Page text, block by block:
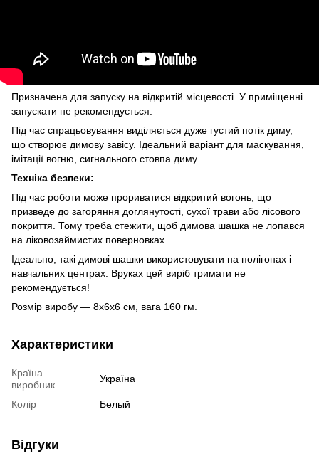
Призначена для запуску на відкритій місцевості. У приміщенні
запускати не рекомендується.
Під час спрацьовування виділяється дуже густий потік диму,
що створює димову завісу. Ідеальний варіант для маскування,
імітації вогню, сигнального стовпа диму.
Техніка безпеки:
Під час роботи може прориватися відкритий вогонь, що
призведе до загоряння доглянутості, сухої трави або лісового
покриття. Тому треба стежити, щоб димова шашка не лопався
на ліковозаймистих поверновках.
Ідеально, такі димові шашки використовувати на полігонах і
навчальних центрах. Вруках цей виріб тримати не
рекомендується!
Розмір виробу — 8х6х6 см, вага 160 гм.
Характеристики
Країна
виробник
Україна
Колір Белый
Відгуки